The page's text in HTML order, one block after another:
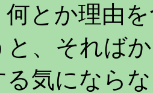
とか理由
と、それば
る気になら